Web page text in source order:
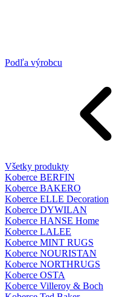
Podľa výrobcu
Všetky produkty
Koberce BERFIN
Koberce BAKERO
Koberce ELLE Decoration
Koberce DYWILAN
Koberce HANSE Home
Koberce LALEE
Koberce MINT RUGS
Koberce NOURISTAN
Koberce NORTHRUGS
Koberce OSTA
Koberce Villeroy & Boch